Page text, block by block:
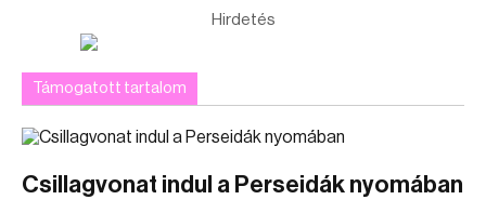
Hirdetés
Támogatott tartalom
Csillagvonat indul a Perseidák nyomában